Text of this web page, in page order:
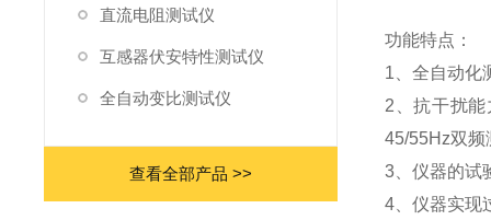
直流电阻测试仪
互感器伏安特性测试仪
全自动变比测试仪
查看全部产品 >>
功能特点：
1、全自动化
2、抗干扰
45/55Hz双频
3、仪器的试
4、仪器实现